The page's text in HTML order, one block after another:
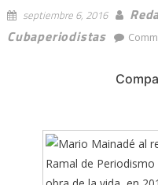
septiembre 6, 2016
Cubaperiodistas